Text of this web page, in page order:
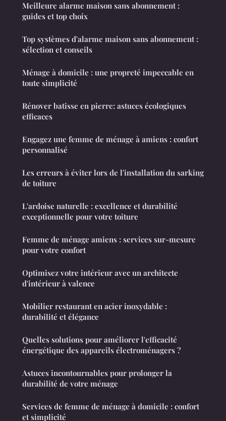
Meilleure alarme maison sans abonnement :
guides et top choix
Top systèmes d'alarme maison sans abonnement :
sélection et conseils
Ménage à domicile : une propreté impeccable en
toute simplicité
Rénover batisse en pierre: astuces écologiques
efficaces
Engagez une femme de ménage à amiens : confort
personnalisé
Les erreurs à éviter lors de l'installation du sarking
de toiture
L'ardoise naturelle : excellence et durabilité
exceptionnelle pour votre toiture
Femme de ménage amiens : services sur-mesure
pour votre confort
Optimisez votre intérieur avec un architecte
d'intérieur à valence
Mobilier restaurant en acier inoxydable :
durabilité et élégance
Quelles solutions pour améliorer l'efficacité
énergétique des appareils électroménagers ?
Astuces incontournables pour prolonger la
durabilité de votre ménage
Services de femme de ménage à domicile : confort
et simplicité